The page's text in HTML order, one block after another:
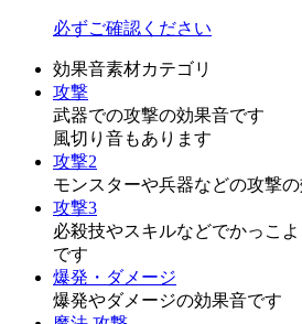
必ずご確認ください
効果音素材カテゴリ
攻撃
武器での攻撃の効果音です
風切り音もあります
攻撃2
モンスターや兵器などの攻撃
攻撃3
必殺技やスキルなどでかっこ
です
爆発・ダメージ
爆発やダメージの効果音です